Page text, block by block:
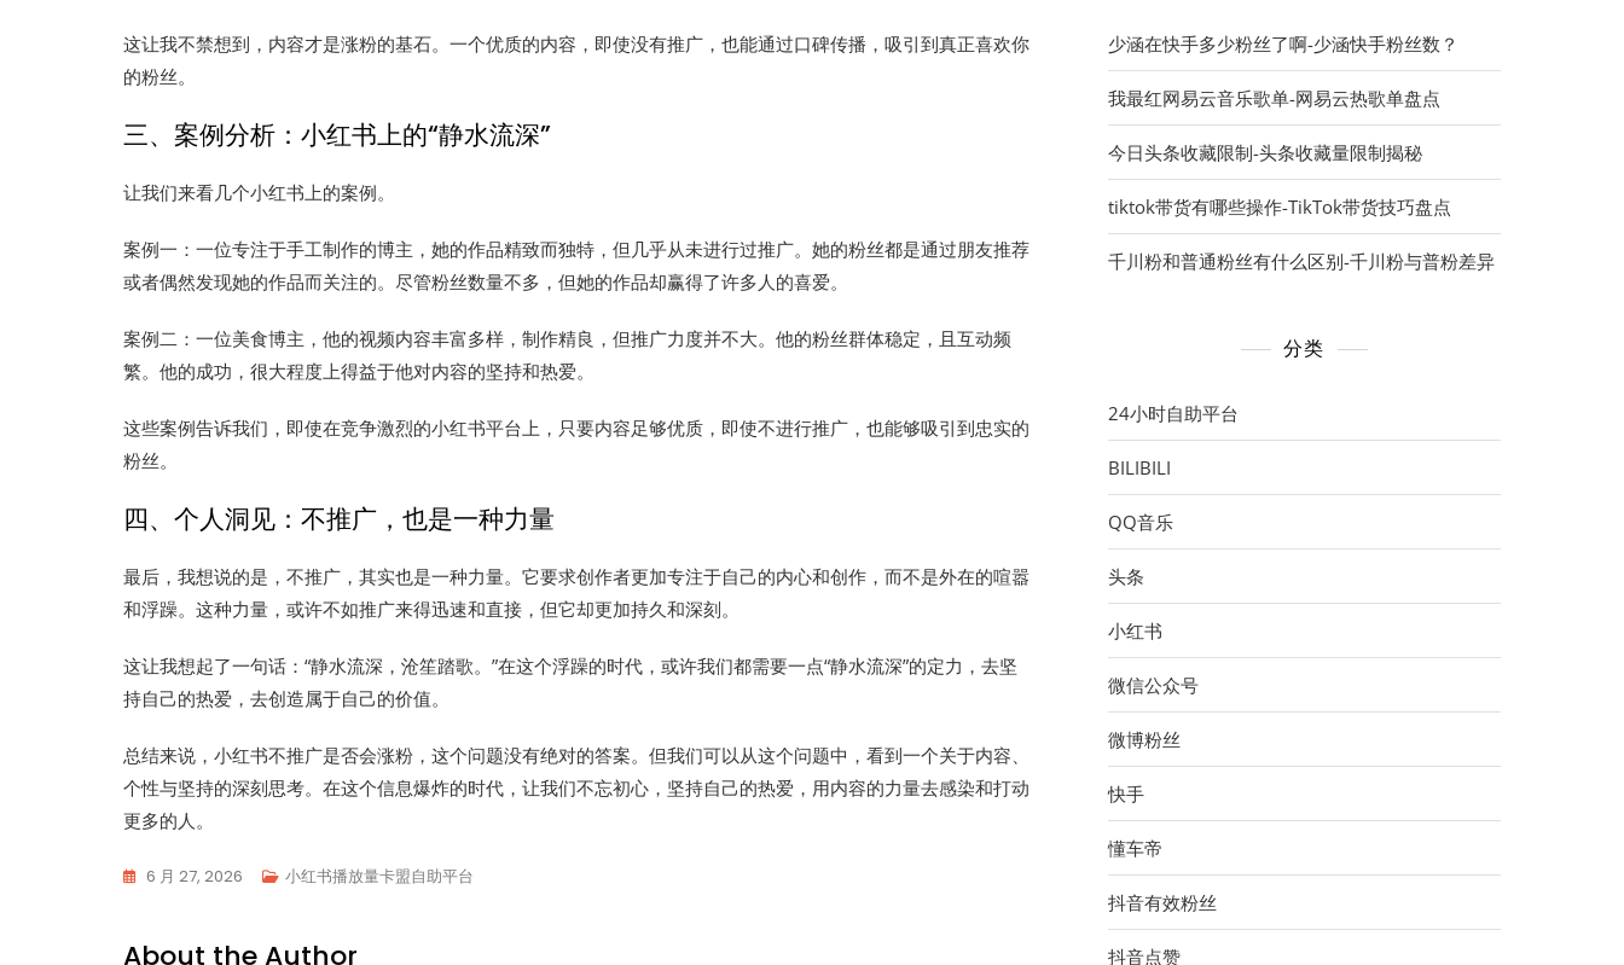
这让我不禁想到，内容才是涨粉的基石。一个优质的内容，即使没有推广，也能通过口碑传播，吸引到真正喜欢你
的粉丝。
三、案例分析：小红书上的“静水流深”
让我们来看几个小红书上的案例。
案例一：一位专注于手工制作的博主，她的作品精致而独特，但几乎从未进行过推广。她的粉丝都是通过朋友推荐
或者偶然发现她的作品而关注的。尽管粉丝数量不多，但她的作品却赢得了许多人的喜爱。
案例二：一位美食博主，他的视频内容丰富多样，制作精良，但推广力度并不大。他的粉丝群体稳定，且互动频
繁。他的成功，很大程度上得益于他对内容的坚持和热爱。
这些案例告诉我们，即使在竞争激烈的小红书平台上，只要内容足够优质，即使不进行推广，也能够吸引到忠实的
粉丝。
四、个人洞见：不推广，也是一种力量
最后，我想说的是，不推广，其实也是一种力量。它要求创作者更加专注于自己的内心和创作，而不是外在的喧嚣
和浮躁。这种力量，或许不如推广来得迅速和直接，但它却更加持久和深刻。
这让我想起了一句话：“静水流深，沧笙踏歌。”在这个浮躁的时代，或许我们都需要一点“静水流深”的定力，去坚
持自己的热爱，去创造属于自己的价值。
总结来说，小红书不推广是否会涨粉，这个问题没有绝对的答案。但我们可以从这个问题中，看到一个关于内容、
个性与坚持的深刻思考。在这个信息爆炸的时代，让我们不忘初心，坚持自己的热爱，用内容的力量去感染和打动
更多的人。
6 月 27, 2026 小红书播放量卡盟自助平台
About the Author
少涵在快手多少粉丝了啊-少涵快手粉丝数？
我最红网易云音乐歌单-网易云热歌单盘点
今日头条收藏限制-头条收藏量限制揭秘
tiktok带货有哪些操作-TikTok带货技巧盘点
千川粉和普通粉丝有什么区别-千川粉与普粉差异
分类
24小时自助平台
BILIBILI
QQ音乐
头条
小红书
微信公众号
微博粉丝
快手
懂车帝
抖音有效粉丝
抖音点赞